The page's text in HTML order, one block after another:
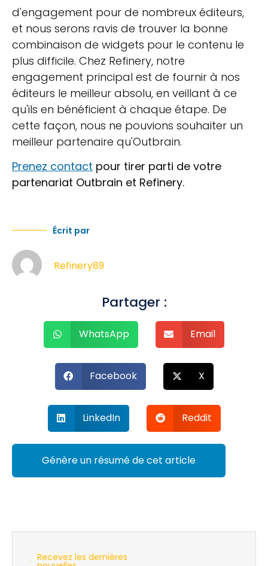
d'engagement pour de nombreux éditeurs,
et nous serons ravis de trouver la bonne
combinaison de widgets pour le contenu le
plus difficile. Chez Refinery, notre
engagement principal est de fournir à nos
éditeurs le meilleur absolu, en veillant à ce
qu'ils en bénéficient à chaque étape. De
cette façon, nous ne pouvions souhaiter un
meilleur partenaire qu'Outbrain.
Prenez contact pour tirer parti de votre
partenariat Outbrain et Refinery.
Écrit par
Refinery89
Partager :
WhatsApp Email
Facebook X
LinkedIn Reddit
Génère un résumé de cet article
Recevez les dernières